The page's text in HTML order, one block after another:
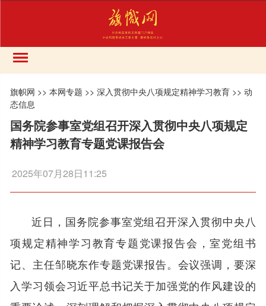
旗帜网 >>本网专题 >>深入贯彻中央八项规定精神学习教育 >>动
态信息
国务院参事室党组召开深入贯彻中央八项规定
精神学习教育专题党课报告会
2025年07月28日11:25
近日，国务院参事室党组召开深入贯彻中央八
项规定精神学习教育专题党课报告会，室党组书
记、主任邹晓东作专题党课报告。会议强调，要深
入学习领会习近平总书记关于加强党的作风建设的